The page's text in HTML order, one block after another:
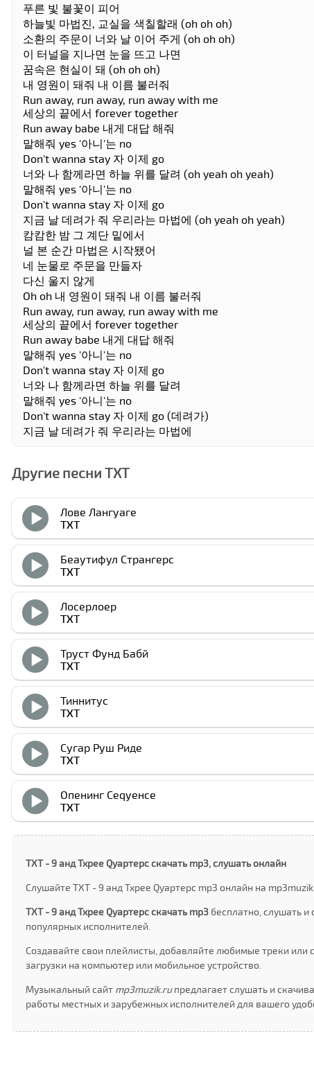
푸른 빛 불꽃이 피어
하늘빛 마법진, 교실을 색칠할래 (oh oh oh)
소환의 주문이 너와 날 이어 주게 (oh oh oh)
이 터널을 지나면 눈을 뜨고 나면
꿈속은 현실이 돼 (oh oh oh)
내 영원이 돼줘 내 이름 불러줘
Run away, run away, run away with me
세상의 끝에서 forever together
Run away babe 내게 대답 해줘
말해줘 yes '아니'는 no
Don't wanna stay 자 이제 go
너와 나 함께라면 하늘 위를 달려 (oh yeah oh yeah)
말해줘 yes '아니'는 no
Don't wanna stay 자 이제 go
지금 날 데려가 줘 우리라는 마법에 (oh yeah oh yeah)
캄캄한 밤 그 계단 밑에서
널 본 순간 마법은 시작됐어
네 눈물로 주문을 만들자
다신 울지 않게
Oh oh 내 영원이 돼줘 내 이름 불러줘
Run away, run away, run away with me
세상의 끝에서 forever together
Run away babe 내게 대답 해줘
말해줘 yes '아니'는 no
Don't wanna stay 자 이제 go
너와 나 함께라면 하늘 위를 달려
말해줘 yes '아니'는 no
Don't wanna stay 자 이제 go (데려가)
지금 날 데려가 줘 우리라는 마법에
Другие песни ТXТ
Лове Лангуаге
ТXТ
Беаутифул Странгерс
ТXТ
Лосерлоер
ТXТ
Труст Фунд Бабй
ТXТ
Тиннитус
ТXТ
Сугар Руш Риде
ТXТ
Опенинг Сеqуенcе
ТXТ
ТXТ - 9 анд Тхрее Qуартерс скачать mp3, слушать онлайн
Слушайте ТXТ - 9 анд Тхрее Qуартерс mp3 онлайн на
ТXТ - 9 анд Тхрее Qуартерс скачать mp3бесплатно, слушать и
популярных исполнителей.
Создавайте свои плейлисты, добавляйте любимые треки
загрузки на компьютер или мобильное устройство.
Музыкальный сайт mp3muzik.ruпредлагает слушать и
работы местных и зарубежных исполнителей для вашего